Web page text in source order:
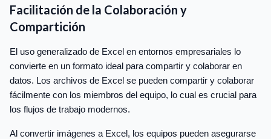
Facilitación de la Colaboración y
Compartición
El uso generalizado de Excel en entornos empresariales lo
convierte en un formato ideal para compartir y colaborar en
datos. Los archivos de Excel se pueden compartir y colaborar
fácilmente con los miembros del equipo, lo cual es crucial para
los flujos de trabajo modernos.
Al convertir imágenes a Excel, los equipos pueden asegurarse